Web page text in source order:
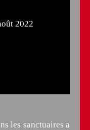
les sanctuaires a